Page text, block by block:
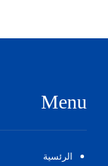
Menu
الرئسية